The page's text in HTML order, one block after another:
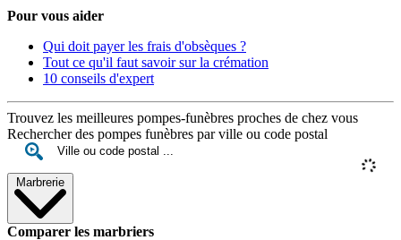
Pour vous aider
Qui doit payer les frais d'obsèques ?
Tout ce qu'il faut savoir sur la crémation
10 conseils d'expert
Trouvez les meilleures pompes-funèbres proches de chez vous
Rechercher des pompes funèbres par ville ou code postal
Marbrerie
Comparer les marbriers